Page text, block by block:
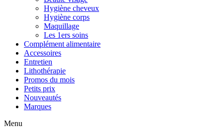
Hygiène cheveux
Hygiène corps
Maquillage
Les 1ers soins
Complément alimentaire
Accessoires
Entretien
Lithothérapie
Promos du mois
Petits prix
Nouveautés
Marques
Menu